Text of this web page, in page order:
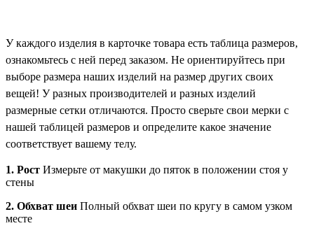
У каждого изделия в карточке товара есть таблица размеров,
ознакомьтесь с ней перед заказом. Не ориентируйтесь при
выборе размера наших изделий на размер других своих
вещей! У разных производителей и разных изделий
размерные сетки отличаются. Просто сверьте свои мерки с
нашей таблицей размеров и определите какое значение
соответствует вашему телу.
1. Рост Измерьте от макушки до пяток в положении стоя у
стены
2. Обхват шеи Полный обхват шеи по кругу в самом узком
месте